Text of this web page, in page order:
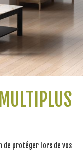
de protéger lors de vos